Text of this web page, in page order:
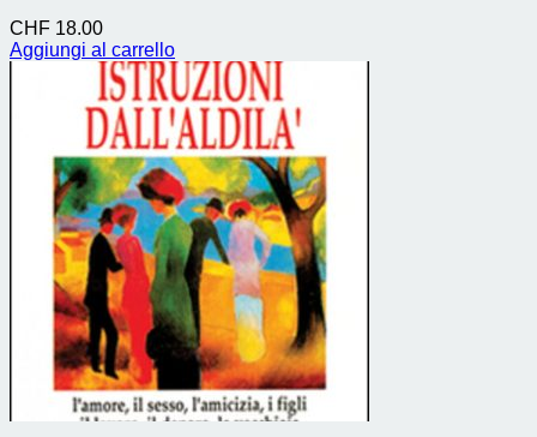
CHF 18.00
Aggiungi al carrello